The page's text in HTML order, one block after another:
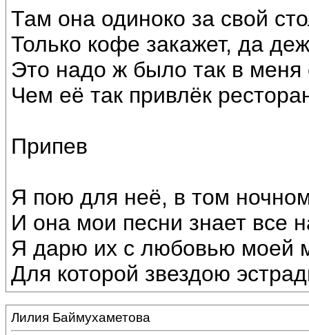
Там она одиноко за свой
Только кофе закажет, да
Это надо ж было так в меня
Чем её так привлёк
Припев
Я пою для неё, в том
И она мои песни знает все
Я дарю их с любовью моей
Для которой звездою
Лилия Баймухаметова